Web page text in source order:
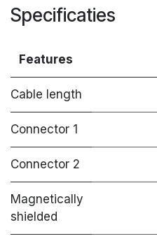
Specificaties
Features
Cable length
Connector 1
Connector 2
Magnetically
shielded